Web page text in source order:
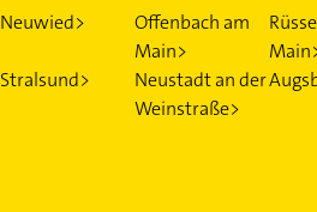
Neuwied>
Offenbach am
Main>
Stralsund>
Neustadt an der
Weinstraße>